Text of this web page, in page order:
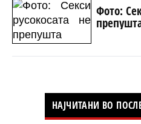
Фото:
НАЈЧИТАНИ ВО